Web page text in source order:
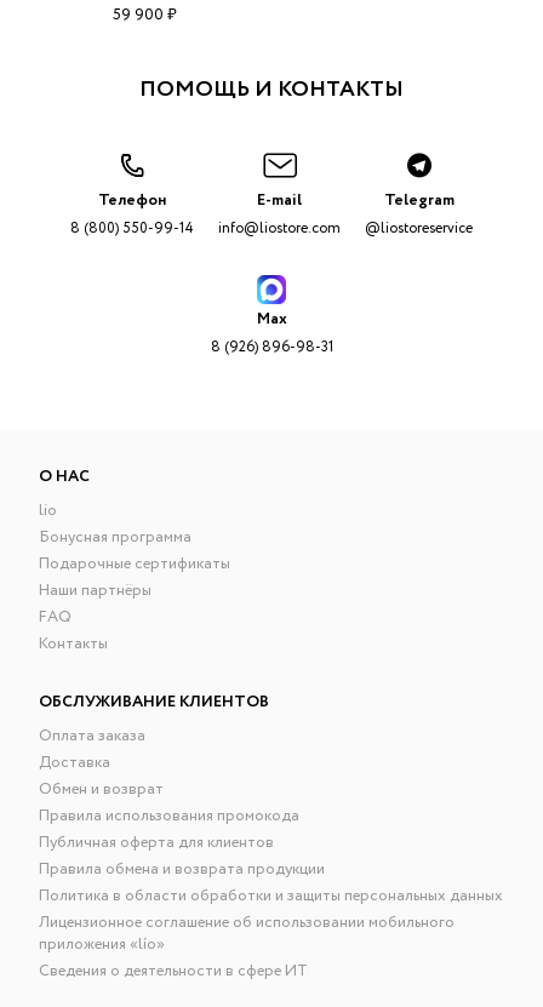
59 900 ₽
ПОМОЩЬ И КОНТАКТЫ
Телефон
8 (800) 550-99-14
E-mail
info@liostore.com
Telegram
@liostoreservice
Max
8 (926) 896-98-31
О НАС
lio
Бонусная программа
Подарочные сертификаты
Наши партнёры
FAQ
Контакты
ОБСЛУЖИВАНИЕ КЛИЕНТОВ
Оплата заказа
Доставка
Обмен и возврат
Правила использования промокода
Публичная оферта для клиентов
Правила обмена и возврата продукции
Политика в области обработки и защиты персональных данных
Лицензионное соглашение об использовании мобильного
приложения «lío»
Сведения о деятельности в сфере ИТ